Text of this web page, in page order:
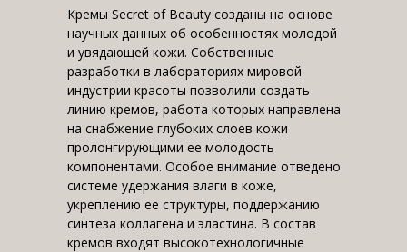
Кремы Secret of Beauty созданы на основе
научных данных об особенностях молодой
и увядающей кожи. Собственные
разработки в лабораториях мировой
индустрии красоты позволили создать
линию кремов, работа которых направлена
на снабжение глубоких слоев кожи
пролонгирующими ее молодость
компонентами. Особое внимание отведено
системе удержания влаги в коже,
укреплению ее структуры, поддержанию
синтеза коллагена и эластина. В состав
кремов входят высокотехнологичные